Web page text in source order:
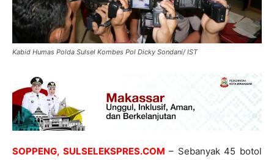
Kabid Humas Polda Sulsel Kombes Pol Dicky Sondani/ IST
SOPPENG, SULSELEKSPRES.COM – Sebanyak 45 botol